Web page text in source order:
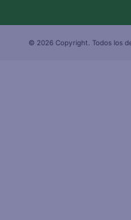
© 2026 Copyright. Todos los